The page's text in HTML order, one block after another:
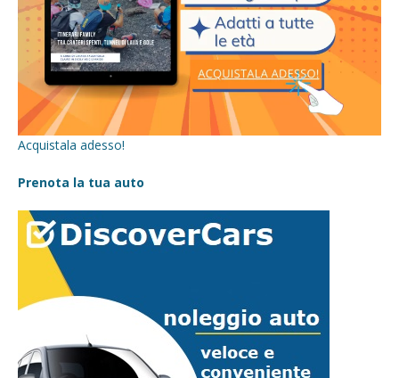
Acquistala adesso!
Prenota la tua auto